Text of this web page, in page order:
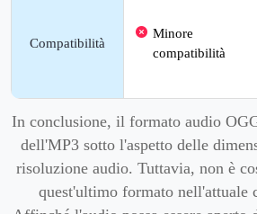
Compatibilità
Minore
compatibilità
In conclusione, il formato audio
dell'MP3 sotto l'aspetto delle
risoluzione audio. Tuttavia, non è
quest'ultimo formato nell'attuale